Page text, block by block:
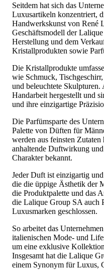
Seitdem hat sich das
Luxusartikeln konzentriert,
Handwerkskunst von René
Geschäftsmodell der
Herstellung und dem
Kristallprodukten sowie
Die Kristallprodukte
wie Schmuck,
und beleuchtete
Handarbeit hergestellt und
und ihre einzigartige
Die Parfümsparte des
Palette von Düften für
werden aus feinsten
anhaltende Duftwirkung
Charakter bekannt.
Jeder Duft ist einzigartig
die die üppige Ästhetik der
die Produktpalette und das
die Lalique Group SA auch
Luxusmarken geschlossen.
So arbeitet das
italienischen Mode- und
um eine exklusive
Insgesamt hat die Lalique
einem Synonym für Luxus,